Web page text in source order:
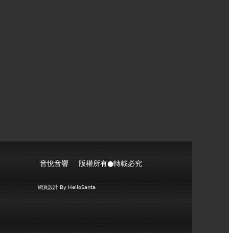
音悅音響 版權所有●轉載必究
網頁設計By HelloSanta